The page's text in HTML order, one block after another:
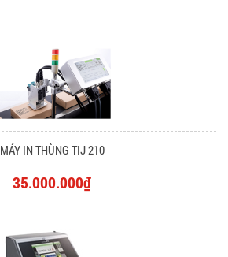
MÁY IN THÙNG TIJ 210
35.000.000₫